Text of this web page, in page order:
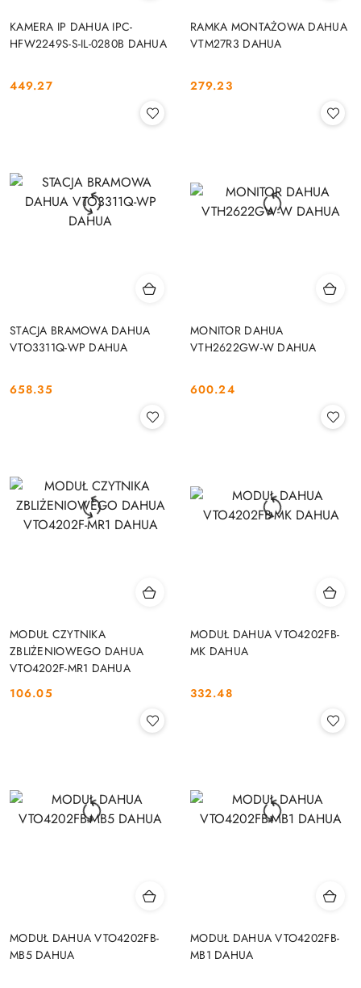
KAMERA IP DAHUA IPC-
HFW2249S-S-IL-0280B DAHUA
Cena:
449.27
RAMKA MONTAŻOWA DAHUA
VTM27R3 DAHUA
Cena:
279.23
STACJA BRAMOWA DAHUA
VTO3311Q-WP DAHUA
Cena:
658.35
MONITOR DAHUA
VTH2622GW-W DAHUA
Cena:
600.24
MODUŁ CZYTNIKA
ZBLIŻENIOWEGO DAHUA
VTO4202F-MR1 DAHUA
Cena:
106.05
MODUŁ DAHUA VTO4202FB-
MK DAHUA
Cena:
332.48
MODUŁ DAHUA VTO4202FB-
MB5 DAHUA
MODUŁ DAHUA VTO4202FB-
MB1 DAHUA